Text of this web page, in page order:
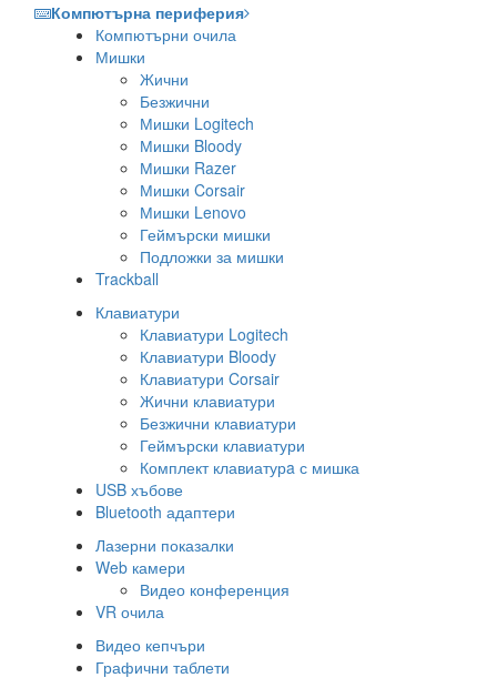
Компютърна периферия
Компютърни очила
Мишки
Жични
Безжични
Мишки Logitech
Мишки Bloody
Мишки Razer
Мишки Corsair
Мишки Lenovo
Геймърски мишки
Подложки за мишки
Trackball
Клавиатури
Клавиатури Logitech
Клавиатури Bloody
Клавиатури Corsair
Жични клавиатури
Безжични клавиатури
Геймърски клавиатури
Комплект клавиатурa с мишка
USB хъбове
Bluetooth адаптери
Лазерни показалки
Web камери
Видео конференция
VR очила
Видео кепчъри
Графични таблети